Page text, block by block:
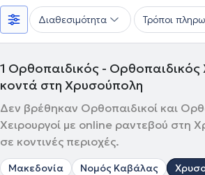
Διαθεσιμότητα Τρόποι
1 Ορθοπαιδικός - Ορθοπαιδικός
κοντά στη Χρυσούπολη
Δεν βρέθηκαν Ορθοπαιδικοί και
Χειρουργοί με online ραντεβού στη
σε κοντινές περιοχές.
Μακεδονία Νομός Καβάλας